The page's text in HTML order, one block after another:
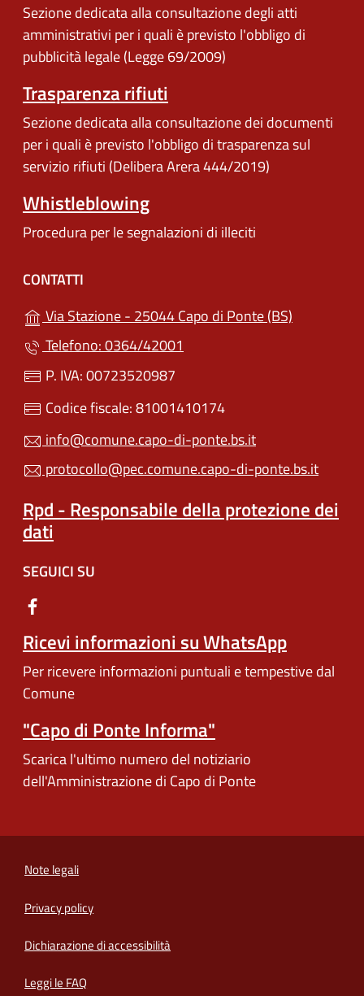
Sezione dedicata alla consultazione degli atti
amministrativi per i quali è previsto l'obbligo di
pubblicità legale (Legge 69/2009)
Trasparenza rifiuti
Sezione dedicata alla consultazione dei documenti
per i quali è previsto l'obbligo di trasparenza sul
servizio rifiuti (Delibera Arera 444/2019)
Whistleblowing
Procedura per le segnalazioni di illeciti
CONTATTI
Via Stazione - 25044 Capo di Ponte (BS)
Telefono: 0364/42001
P. IVA: 00723520987
Codice fiscale: 81001410174
info@comune.capo-di-ponte.bs.it
protocollo@pec.comune.capo-di-ponte.bs.it
Rpd - Responsabile della protezione dei
dati
SEGUICI SU
Ricevi informazioni su WhatsApp
Per ricevere informazioni puntuali e tempestive dal
Comune
"Capo di Ponte Informa"
Scarica l'ultimo numero del notiziario
dell'Amministrazione di Capo di Ponte
Note legali
Privacy policy
Dichiarazione di accessibilità
Leggi le FAQ